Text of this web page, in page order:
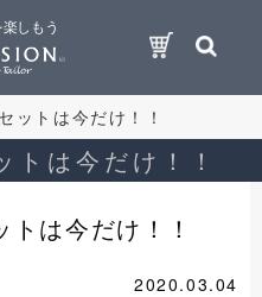
しもう
ットは今だけ！！
は今だけ！！
は今だけ！！
2020.03.04